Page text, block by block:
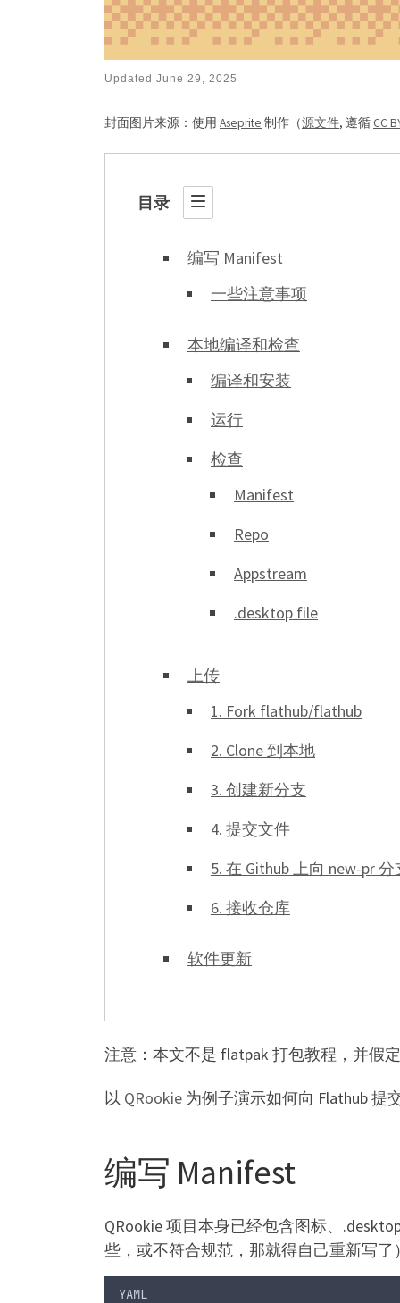
Updated June 29, 2025
封面图片来源：使用 Aseprite 制作（源文件, 遵循 CC
目录
编写 Manifest
一些注意事项
本地编译和检查
编译和安装
运行
检查
Manifest
Repo
Appstream
.desktop file
上传
1. Fork flathub/flathub
2. Clone 到本地
3. 创建新分支
4. 提交文件
5. 在 Github 上向 new-pr
6. 接收仓库
软件更新
注意：本文不是 flatpak 打包教程，并假
以 QRookie 为例子演示如何向 Flathub 提
编写 Manifest
QRookie 项目本身已经包含图标、
些，或不符合规范，那就得自己重新写了）
YAML